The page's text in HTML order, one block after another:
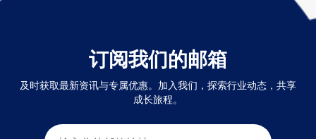
订阅我们的邮箱
及时获取最新资讯与专属优惠。加入我们，探索行业动态，共享
成长旅程。